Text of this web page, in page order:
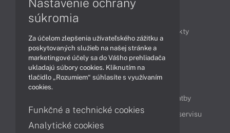
Produkty
Technológie
Videá
Obsah
Možnosti doručenia a platby
Podpora a servis
Servisné služby Cenník servisu
súkromia
Za účelom zlepšenia užívateľského zážitku a
poskytovaných služieb na našej stránke a
marketingové účely sa do Vášho prehliadača
ukladajú súbory cookies. Kliknutím na
tlačidlo „Rozumiem“ súhlasíte s využívaním
cookies.
Funkčné a technické cookies
Analytické cookies